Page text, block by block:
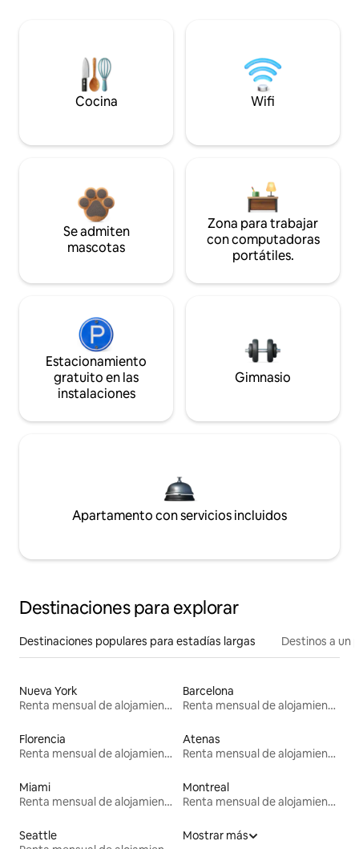
Cocina Wifi
Se admiten
mascotas
Zona para trabajar
con computadoras
portátiles.
Estacionamiento
gratuito en las
instalaciones
Gimnasio
Apartamento con servicios incluidos
Destinaciones para explorar
Destinaciones populares para estadías largas Destinos a un
Nueva York
Renta mensual de alojamientos
Barcelona
Renta mensual de alojamientos
Florencia
Renta mensual de alojamientos
Atenas
Renta mensual de alojamientos
Miami
Renta mensual de alojamientos
Montreal
Renta mensual de alojamientos
Seattle
Mostrar más